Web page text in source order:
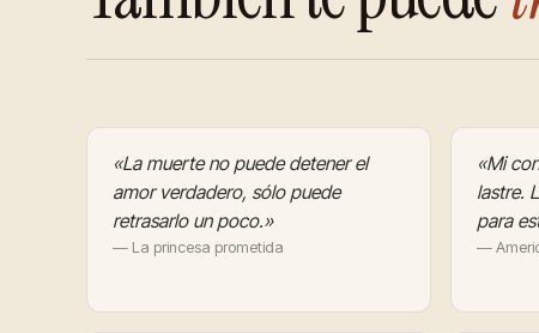
«La muerte no puede detener el
amor verdadero, sólo puede
retrasarlo un poco.»
— La princesa prometida
«Mi
lastre.
para
—